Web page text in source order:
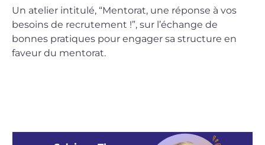
Un atelier intitulé, “Mentorat, une réponse à vos
besoins de recrutement !”, sur l’échange de
bonnes pratiques pour engager sa structure en
faveur du mentorat.